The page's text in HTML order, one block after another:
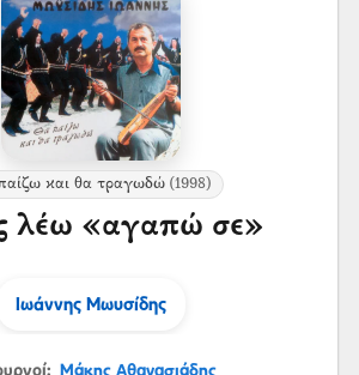
και θα τραγωδώ(1998)
λέω «αγαπώ σε»
Ιωάννης Μωυσίδης